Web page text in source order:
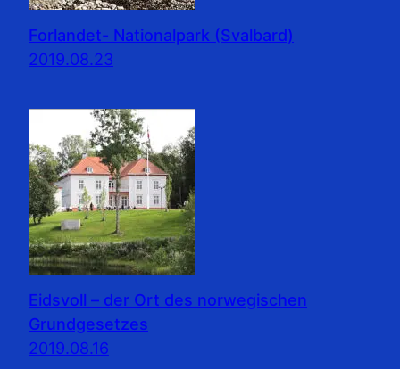
Forlandet- Nationalpark (Svalbard)
2019.08.23
Eidsvoll – der Ort des norwegischen
Grundgesetzes
2019.08.16